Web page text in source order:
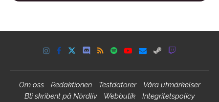
Om oss Redaktionen Testdatorer
Våra utmärkelser
Bli skribent på Nördliv
Webbutik Integritetspolicy